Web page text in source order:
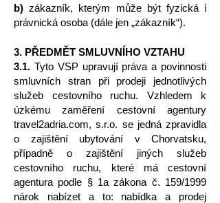
b) zákazník, kterým může být fyzická i
právnická osoba (dále jen „zákazník“).
3. PŘEDMĚT SMLUVNÍHO VZTAHU
3.1. Tyto VSP upravují práva a povinnosti
smluvních stran při prodeji jednotlivých
služeb cestovního ruchu. Vzhledem k
úzkému zaměření cestovní agentury
travel2adria.com, s.r.o. se jedná zpravidla
o zajištění ubytování v Chorvatsku,
případně o zajištění jiných služeb
cestovního ruchu, které má cestovní
agentura podle § 1a zákona č. 159/1999
nárok nabízet a to: nabídka a prodej